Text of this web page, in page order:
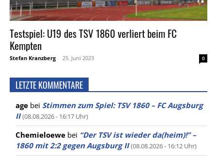
Testspiel: U19 des TSV 1860 verliert beim FC
Kempten
Stefan Kranzberg - 25. Juni 2023 0
LETZTE KOMMENTARE
age bei Stimmen zum Spiel: TSV 1860 – FC Augsburg
II (08.08.2026 - 16:17 Uhr)
Chemieloewe bei “Der TSV ist wieder da(heim)!” –
1860 mit 2:2 gegen Augsburg II (08.08.2026 - 16:12 Uhr)